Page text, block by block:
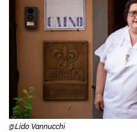
@Lido Vannucchi